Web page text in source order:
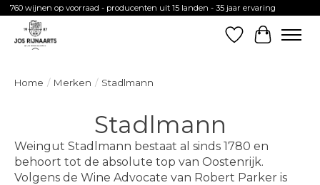
760 wijnen op voorraad - producenten uit 15 landen - 35 jaar ervaring
Verlanglijst
Home / Merken / Stadlmann
Stadlmann
Weingut Stadlmann bestaat al sinds 1780 en
behoort tot de absolute top van Oostenrijk.
Volgens de Wine Advocate van Robert Parker is